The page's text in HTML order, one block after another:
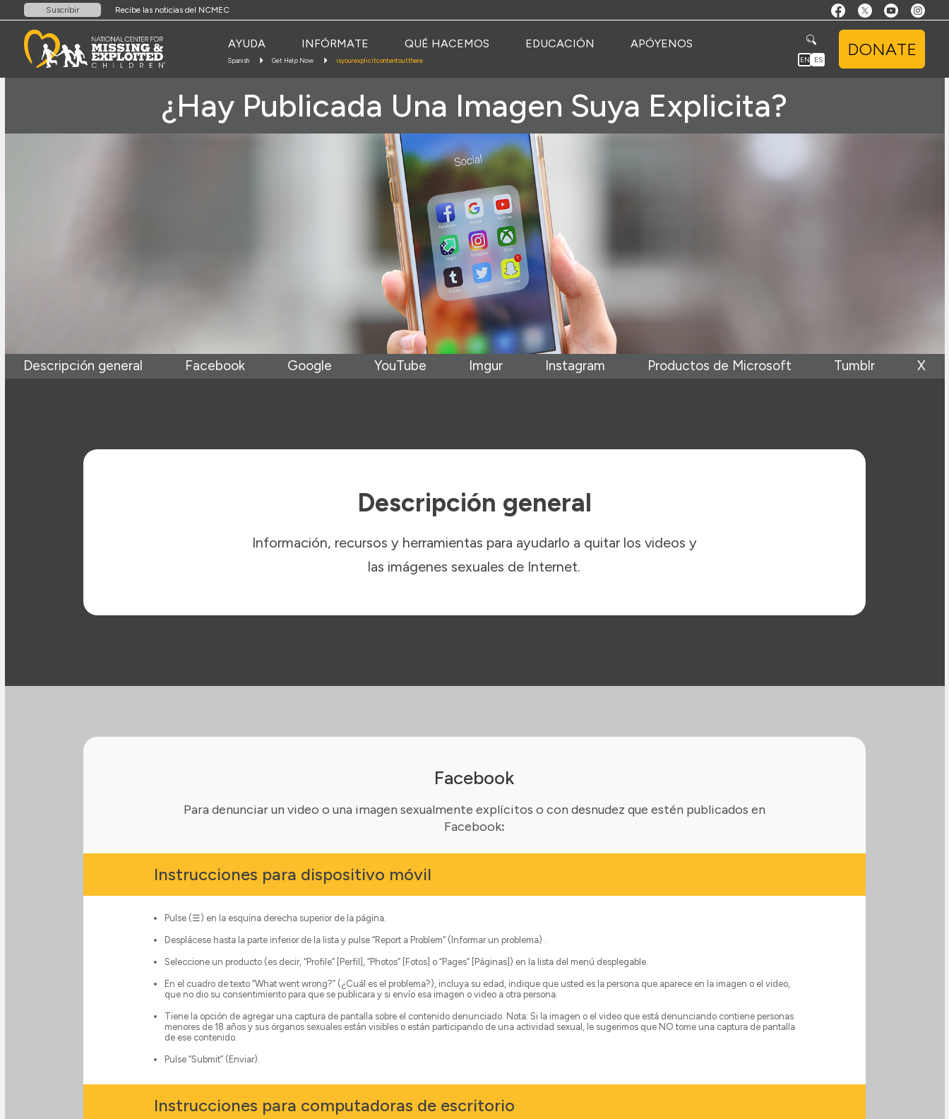
Suscribir Recibe las noticias del NCMEC
AYUDA INFÓRMATE QUÉ HACEMOS EDUCACIÓN APÓYENOS
Spanish Get Help Now isyourexplicitcontentoutthere EN ES
DONATE
¿Hay Publicada Una Imagen Suya Explicita?
Descripción general Facebook Google YouTube Imgur Instagram Productos de Microsoft Tumblr X
Descripción general
Información, recursos y herramientas para ayudarlo a quitar los videos y
las imágenes sexuales de Internet.
Facebook
Para denunciar un video o una imagen sexualmente explícitos o con desnudez que estén publicados en
Facebook:
Instrucciones para dispositivo móvil
Pulse (☰) en la esquina derecha superior de la página.
Desplácese hasta la parte inferior de la lista y pulse “Report a Problem” (Informar un problema) .
Seleccione un producto (es decir, “Profile” [Perfil], “Photos” [Fotos] o “Pages” [Páginas]) en la lista del menú desplegable.
En el cuadro de texto “What went wrong?” (¿Cuál es el problema?), incluya su edad, indique que usted es la persona que aparece en la imagen o el video,
que no dio su consentimiento para que se publicara y si envío esa imagen o video a otra persona.
Tiene la opción de agregar una captura de pantalla sobre el contenido denunciado. Nota: Si la imagen o el video que está denunciando contiene personas
menores de 18 años y sus órganos sexuales están visibles o están participando de una actividad sexual, le sugerimos que NO tome una captura de pantalla
de ese contenido.
Pulse “Submit” (Enviar).
Instrucciones para computadoras de escritorio